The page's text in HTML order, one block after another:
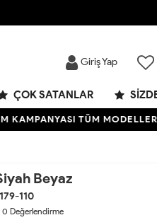
Giriş Yap
ÇOK SATANLAR
TÜM MODELLERDE
Beyaz
110
0 Değerlendirme